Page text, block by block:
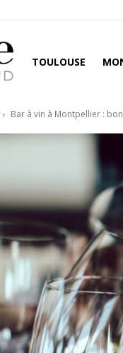
TOULOUSE
Bar à vin à Montpellier :